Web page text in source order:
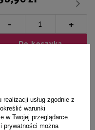
- +
Do koszyka
przez
usług zgodnie z
warunki
w Twojej przeglądarce.
prywatności można